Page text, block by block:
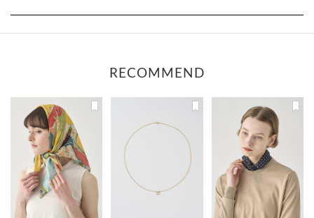
RECOMMEND